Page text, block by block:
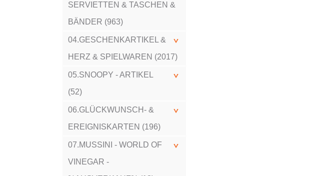
SERVIETTEN & TASCHEN &
BÄNDER (963)
04.GESCHENKARTIKEL &
HERZ & SPIELWAREN (2017)
05.SNOOPY - ARTIKEL
(52)
06.GLÜCKWUNSCH- &
EREIGNISKARTEN (196)
07.MUSSINI - WORLD OF
VINEGAR -